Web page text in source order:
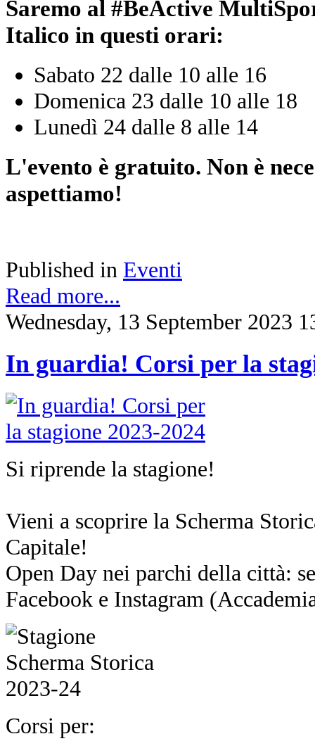
Saremo al #BeActive
Italico in questi orari:
Sabato 22 dalle 10 alle 16
Domenica 23 dalle 10 alle 18
Lunedì 24 dalle 8 alle 14
L'evento è gratuito. Non è
aspettiamo!
Published in Eventi
Read more...
Wednesday, 13 September 2023
In guardia! Corsi per la
Si riprende la stagione!
Vieni a scoprire la Scherma
Capitale!
Open Day nei parchi della città:
Facebook e Instagram
Corsi per: